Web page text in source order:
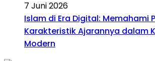
7 Juni 2026
Islam di Era Digital: Memahami
Karakteristik Ajarannya dalam
Modern